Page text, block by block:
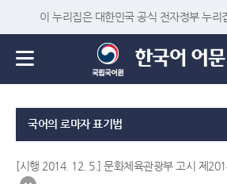
이 누리집은 대한민국 공식 전자정부 누리
국어의 로마자 표기법
[시행 2014. 12. 5.] 문화체육관광부 고시 제